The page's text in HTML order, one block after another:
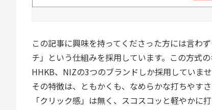
この記事に興味を持ってくださった方には言わ
チ」という仕組みを採用しています。この方式
HHKB、NIZの3つのブランドしか採用していま
その特徴は、ともかくも、なめらかな打ちやす
「クリック感」は無く、スコスコッと軽やかに